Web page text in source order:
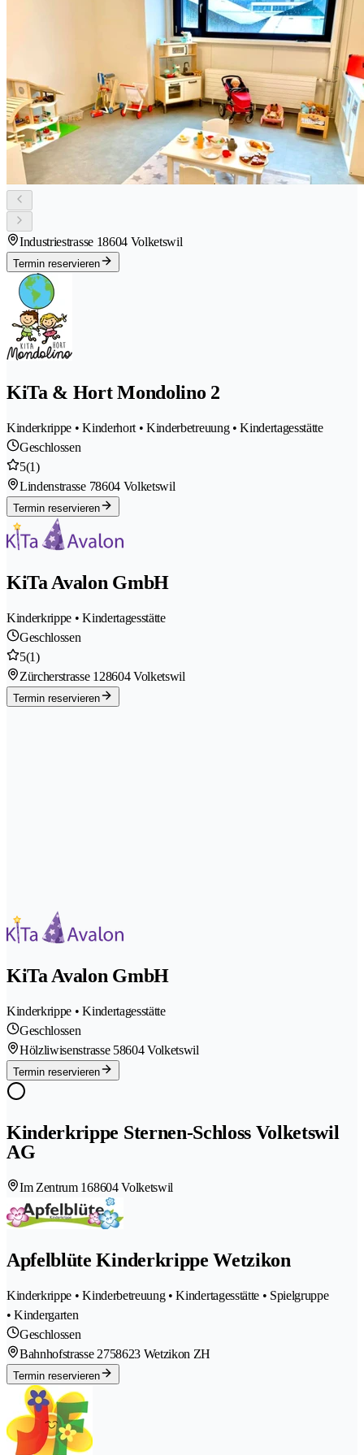
Industriestrasse 18604 Volketswil
Termin reservieren
KiTa & Hort Mondolino 2
Kinderkrippe • Kinderhort • Kinderbetreuung • Kindertagesstätte
Geschlossen
5(1)
Lindenstrasse 78604 Volketswil
Termin reservieren
KiTa Avalon GmbH
Kinderkrippe • Kindertagesstätte
Geschlossen
5(1)
Zürcherstrasse 128604 Volketswil
Termin reservieren
KiTa Avalon GmbH
Kinderkrippe • Kindertagesstätte
Geschlossen
Hölzliwisenstrasse 58604 Volketswil
Termin reservieren
Kinderkrippe Sternen-Schloss Volketswil
AG
Im Zentrum 168604 Volketswil
Apfelblüte Kinderkrippe Wetzikon
Kinderkrippe • Kinderbetreuung • Kindertagesstätte • Spielgruppe
• Kindergarten
Geschlossen
Bahnhofstrasse 2758623 Wetzikon ZH
Termin reservieren